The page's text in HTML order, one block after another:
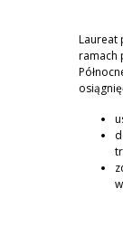
Laureat
ramach